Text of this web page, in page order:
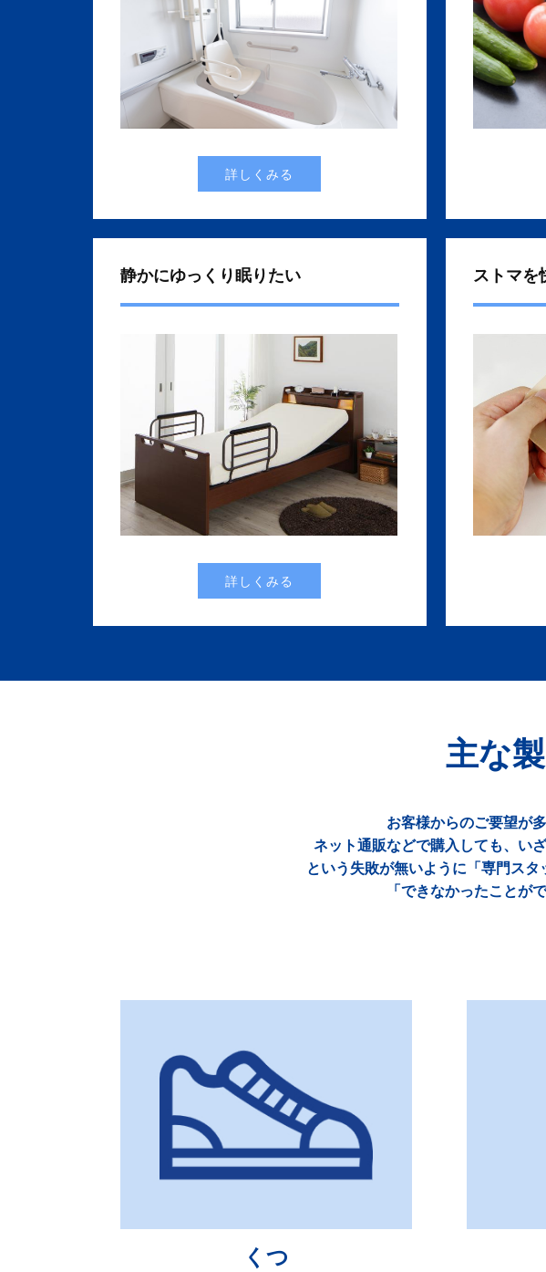
詳しくみる
静かにゆっくり眠りたい
詳しくみる
ストマを
主な
お客様からのご要望が
ネット通販などで購入しても、い
という失敗が無いように「専門ス
「できなかったことが
くつ